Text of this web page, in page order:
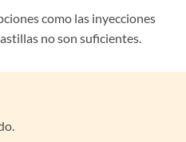
como las inyecciones
no son suficientes.